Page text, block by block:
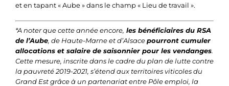
et en tapant « Aube » dans le champ « Lieu de travail ».
*A noter que cette année encore, les bénéficiaires du RSA
de l’Aube, de Haute-Marne et d’Alsacepourront cumuler
allocations et salaire de saisonnier pour les vendanges.
Cette mesure, inscrite dans le cadre du plan de lutte contre
la pauvreté 2019-2021, s’étend aux territoires viticoles du
Grand Est grâce à un partenariat entre Pôle emploi, la